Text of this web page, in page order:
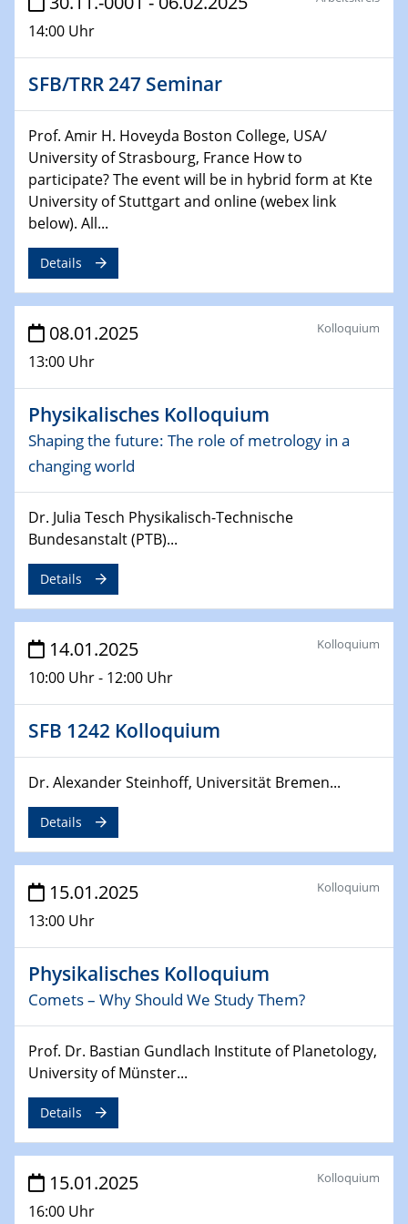
06.02.2025
Sfb-trr247-all Seminar
CataLysis Joint Colloquium)
Sfb-trr247-all Workshop
UnOCat
11.02.2025
SFB/TRR 270 Kolloquium
11.02.2025
Social Hour
CENIDE / ZBT / IW
11.02.2025
Natural Water to H2
12.02.2025 - 14.02.2025
Sfb-trr247-all Annual Meeting
24.02.2025
CENIDE-BGU Seminar
27.02.2025
WIN & CENIDE Seminar Series on 2D-
MATURE
27.02.2025
Sfb-trr247-all Seminar
18.03.2025 - 19.03.2025
Kooperationsseminar
Elektrolyse/Brennstoffzelle
EIC Pathfinder
EU funding for early stage scientific, technological or
deep-tech R&D
2nd ACAMEC 2025
2nd Advanced Catalysis and Materials for Energy
27.03.2025
WIN & CENIDE Seminar Series on 2D-
27.03.2025
CENIDE-BGU Seminar
01.04.2025
Colloquia Series on Sustainable Metallurgy
- from an inorganic and biological perspective
14:00 Uhr
SFB/TRR 247 Seminar
Prof. Amir H. Hoveyda Boston College, USA/
University of Strasbourg, France How to
participate? The event will be in hybrid form at Kte
University of Stuttgart and online (webex link
below). All...
Details
08.01.2025
13:00 Uhr
Kolloquium
Physikalisches Kolloquium
Shaping the future: The role of metrology in a
changing world
Dr. Julia Tesch Physikalisch-Technische
Bundesanstalt (PTB)...
Details
14.01.2025
10:00 Uhr - 12:00 Uhr
Kolloquium
SFB 1242 Kolloquium
Dr. Alexander Steinhoff, Universität Bremen...
Details
15.01.2025
13:00 Uhr
Kolloquium
Physikalisches Kolloquium
Comets – Why Should We Study Them?
Prof. Dr. Bastian Gundlach Institute of Planetology,
University of Münster...
Details
15.01.2025
16:00 Uhr
Kolloquium